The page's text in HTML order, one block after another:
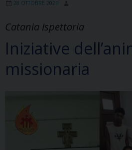
28 OTTOBRE 2021
Catania Ispettoria
Iniziative
missionaria